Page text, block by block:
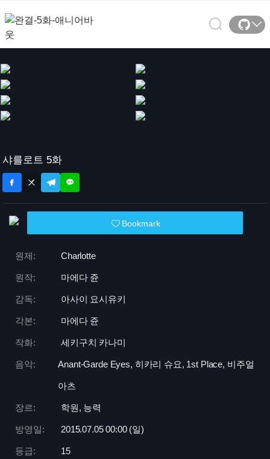
샤를로트 5화
Bookmark
원제: Charlotte
원작: 마에다 쥰
감독: 아사이 요시유키
각본: 마에다 쥰
작화: 세키구치 카나미
음악: Anant-Garde Eyes, 히카리 슈요, 1st Place, 비주얼
아츠
장르: 학원, 능력
방영일: 2015.07.05 00:00 (일)
등급: 15